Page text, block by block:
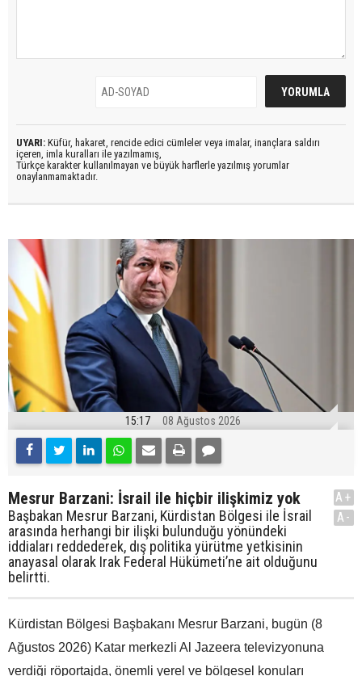
UYARI: Küfür, hakaret, rencide edici cümleler veya imalar, inançlara saldırı
içeren, imla kuralları ile yazılmamış,
Türkçe karakter kullanılmayan ve büyük harflerle yazılmış yorumlar
onaylanmamaktadır.
15:17 08 Ağustos 2026
Mesrur Barzani: İsrail ile hiçbir ilişkimiz yok
Başbakan Mesrur Barzani, Kürdistan Bölgesi ile İsrail
arasında herhangi bir ilişki bulunduğu yönündeki
iddiaları reddederek, dış politika yürütme yetkisinin
anayasal olarak Irak Federal Hükümeti’ne ait olduğunu
belirtti.
A+
A-
Kürdistan Bölgesi Başbakanı Mesrur Barzani, bugün (8
Ağustos 2026) Katar merkezli Al Jazeera televizyonuna
verdiği röportajda, önemli yerel ve bölgesel konuları